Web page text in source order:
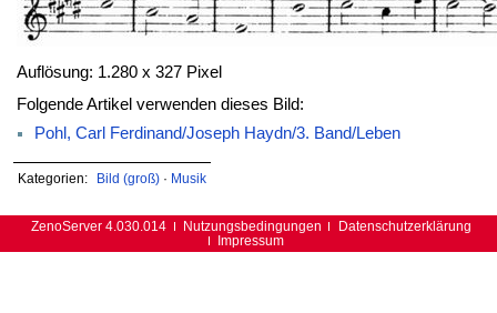
Auflösung: 1.280 x 327 Pixel
Folgende Artikel verwenden dieses Bild:
Pohl, Carl Ferdinand/Joseph Haydn/3. Band/Leben
Kategorien: Bild (groß)· Musik
ZenoServer 4.030.014 Nutzungsbedingungen
Datenschutzerklärung
Impressum